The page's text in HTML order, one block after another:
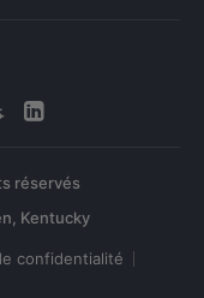
réservés
confidentialité